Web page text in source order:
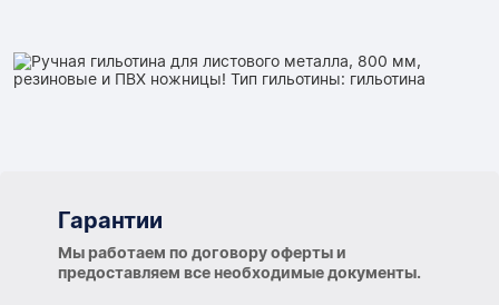
Гарантии
Мы работаем по договору оферты и
предоставляем все необходимые документы.